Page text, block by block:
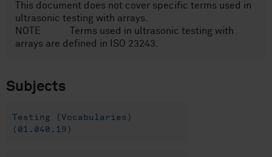
This document does not cover specific terms used in
ultrasonic testing with arrays.
NOTE Terms used in ultrasonic testing with
arrays are defined in ISO 23243.
Subjects
Testing (Vocabularies)
(01.040.19)